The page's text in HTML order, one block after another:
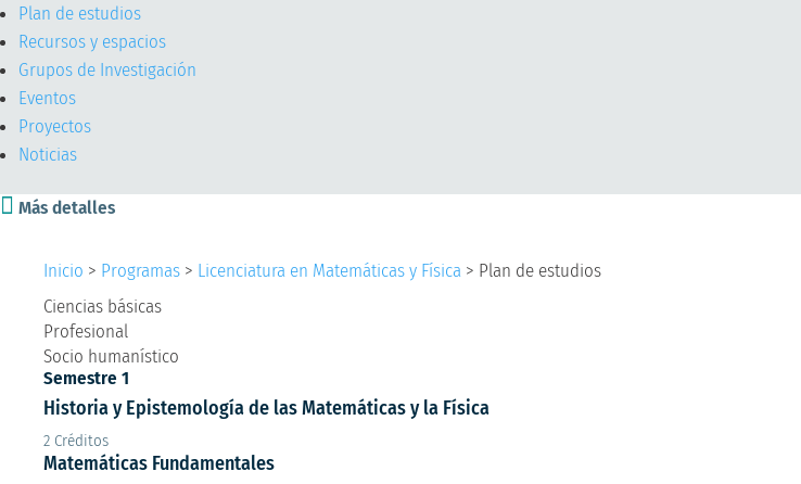
Plan de estudios
Recursos y espacios
Grupos de Investigación
Eventos
Proyectos
Noticias
 Más detalles
Inicio > Programas > Licenciatura en Matemáticas y Física > Plan de estudios
Ciencias básicas
Profesional
Socio humanístico
Semestre 1
Historia y Epistemología de las Matemáticas y la Física
2 Créditos
Matemáticas Fundamentales